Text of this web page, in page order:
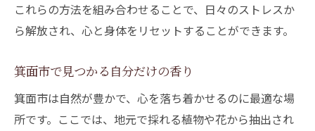
これらの方法を組み合わせることで、日々のストレスか
ら解放され、心と身体をリセットすることができます。
箕面市で見つかる自分だけの香り
箕面市は自然が豊かで、心を落ち着かせるのに最適な場
所です。ここでは、地元で採れる植物や花から抽出され